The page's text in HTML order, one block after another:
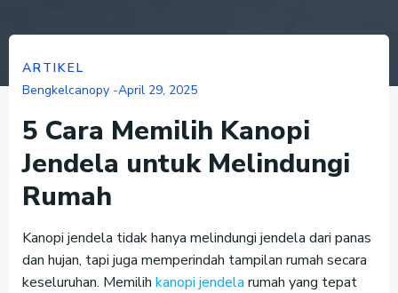
ARTIKEL
Bengkelcanopy -April 29, 2025
5 Cara Memilih Kanopi
Jendela untuk Melindungi
Rumah
Kanopi jendela tidak hanya melindungi jendela dari panas
dan hujan, tapi juga memperindah tampilan rumah secara
keseluruhan. Memilih kanopi jendela rumah yang tepat